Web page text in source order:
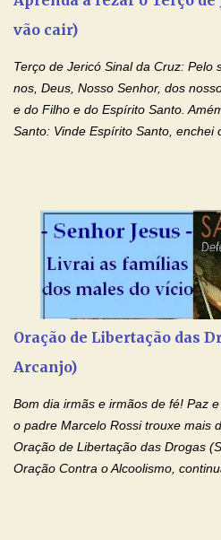
vão cair)
Terço de Jericó Sinal da Cruz: Pelo
nos, Deus, Nosso Senhor, dos
e do Filho e do Espírito Santo.
Santo: Vinde Espírito Santo, enchei
Santo, fazei que apreciemos
o mesmo Espírito e gozemos
Cristo, Senhor Nosso. Amém.
Poderoso, Criador do céu e da
único Filho, nosso Senhor; que foi
foi crucificado, morto e sepultado.
ressuscitou ao terceiro dia; subiu
Oração de Libertação das
Arcanjo)
Bom dia irmãs e irmãos de fé! Paz
o padre Marcelo Rossi trouxe mais
Oração de Libertação das Drogas
Oração Contra o Alcoolismo,